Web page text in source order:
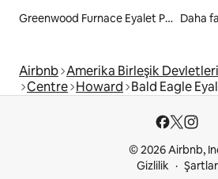
Greenwood Furnace Eyalet Parkı Daha
Airbnb Amerika Birleşik Devletleri
Centre Howard Bald Eagle
© 2026 Airbnb,
Gizlilik
Şartlar